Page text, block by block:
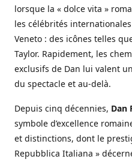
lorsque la « dolce vita »
les célébrités
Veneto : des icônes telles
Taylor. Rapidement, les
exclusifs de Dan lui valent
du spectacle et au-delà.
Depuis cinq décennies, Dan
symbole d’excellence
et distinctions, dont le
Repubblica Italiana »